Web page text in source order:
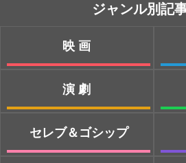
ジャンル別記
映画
演劇
セレブ＆ゴシップ